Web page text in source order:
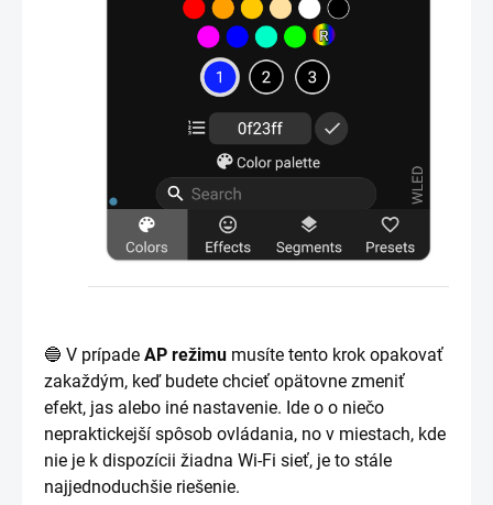
🔵 V prípade AP režimu musíte tento krok opakovať
zakaždým, keď budete chcieť opätovne zmeniť
efekt, jas alebo iné nastavenie. Ide o o niečo
nepraktickejší spôsob ovládania, no v miestach, kde
nie je k dispozícii žiadna Wi-Fi sieť, je to stále
najjednoduchšie riešenie.